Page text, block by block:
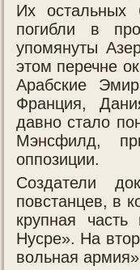
Их остальных
погибли в
упомянуты
этом перечне
Арабские
Франция,
давно стало
Мэнсфилд,
оппозиции.
Создатели
повстанцев, в
крупная
Нусре». На
вольная